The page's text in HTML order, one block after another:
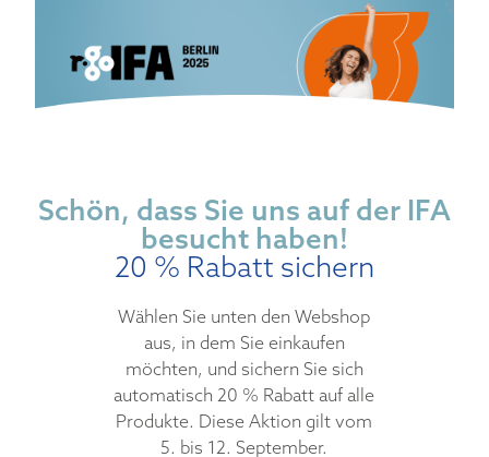
Schön, dass Sie uns auf der IFA
besucht haben!
20 % Rabatt sichern
Wählen Sie unten den Webshop
aus, in dem Sie einkaufen
möchten, und sichern Sie sich
automatisch 20 % Rabatt auf alle
Produkte. Diese Aktion gilt vom
5. bis 12. September.